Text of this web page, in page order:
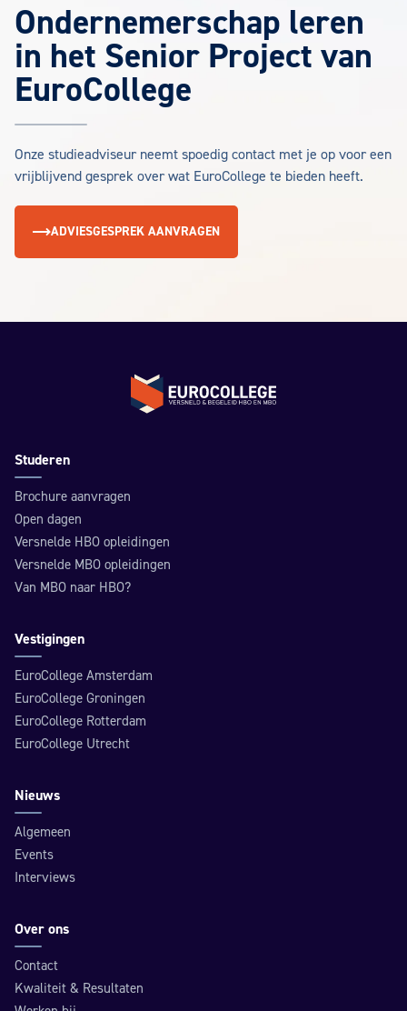
Ondernemerschap leren
in het Senior Project van
EuroCollege
Onze studieadviseur neemt spoedig contact met je op voor een
vrijblijvend gesprek over wat EuroCollege te bieden heeft.
ADVIESGESPREK AANVRAGEN
Terug naar de homepage
Studeren
Brochure aanvragen
Open dagen
Versnelde HBO opleidingen
Versnelde MBO opleidingen
Van MBO naar HBO?
Vestigingen
EuroCollege Amsterdam
EuroCollege Groningen
EuroCollege Rotterdam
EuroCollege Utrecht
Nieuws
Algemeen
Events
Interviews
Over ons
Contact
Kwaliteit & Resultaten